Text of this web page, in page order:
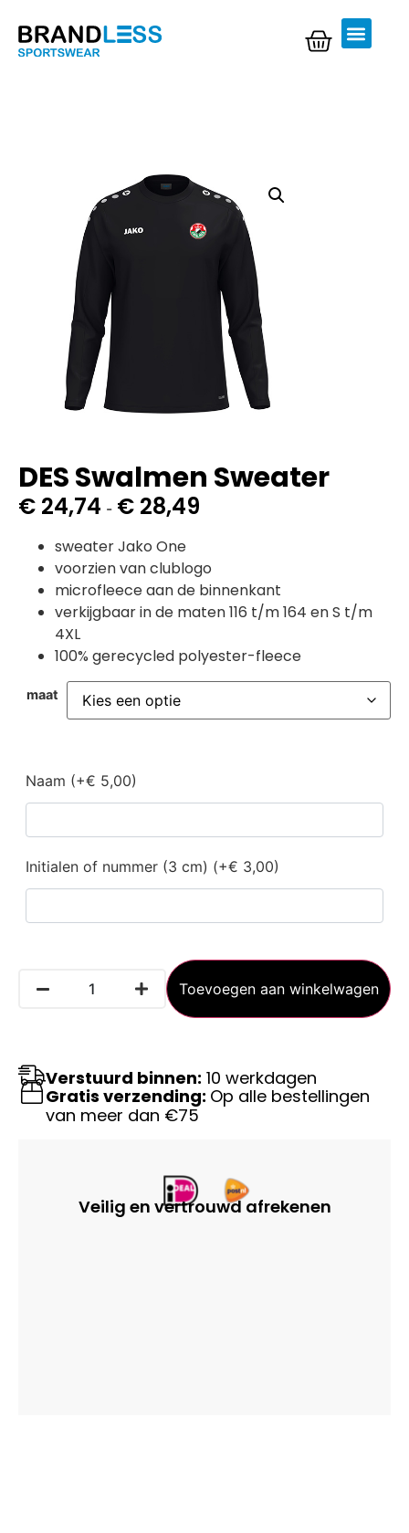
DES Swalmen Sweater
€ 24,74 - € 28,49
sweater Jako One
voorzien van clublogo
microfleece aan de binnenkant
verkijgbaar in de maten 116 t/m 164 en S t/m
4XL
100% gerecycled polyester-fleece
maat
Naam (+€ 5,00)
Initialen of nummer (3 cm) (+€ 3,00)
Toevoegen aan winkelwagen
Verstuurd binnen: 10 werkdagen
Gratis verzending: Op alle bestellingen
van meer dan €75
Veilig en vertrouwd afrekenen